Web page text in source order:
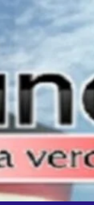
recuperar fuerza
y la 𝗴𝗲𝘀𝘁𝗶ó𝗻
donde se